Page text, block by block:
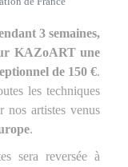
3 semaines,
KAZoART une
de 150 €.
les techniques
nos artistes venus
.
sera reversée à